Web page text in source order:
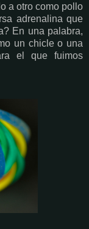
a otro como pollo
adrenalina que
En una palabra,
un chicle o una
el que fuimos